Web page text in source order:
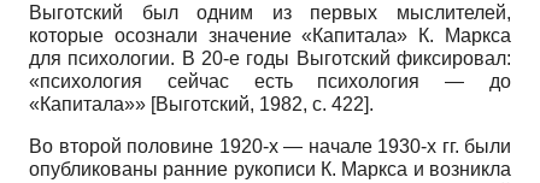
Выготский был одним из первых мыслителей,
которые осознали значение «Капитала» К. Маркса
для психологии. В 20-е годы Выготский фиксировал:
«психология сейчас есть психология — до
«Капитала»» [Выготский, 1982, с. 422].
Во второй половине 1920-х — начале 1930-х гг. были
опубликованы ранние рукописи К. Маркса и возникла